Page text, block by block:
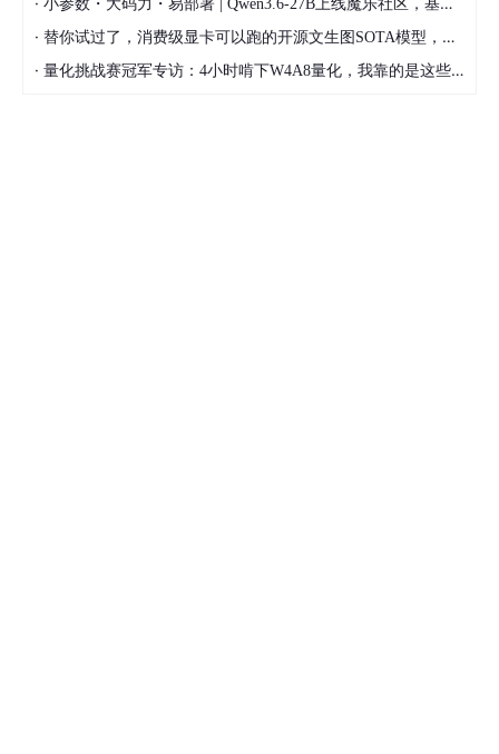
小参数・大码力・易部署 | Qwen3.6-27B上线魔乐社区，基于昇腾的部署教程来了
· 替你试过了，消费级显卡可以跑的开源文生图SOTA模型，顶级渲染、高密度文本绘图
· 量化挑战赛冠军专访：4小时啃下W4A8量化，我靠的是这些经验